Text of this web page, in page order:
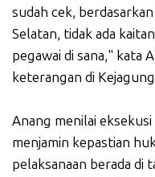
sudah cek,
Selatan, tidak ada
pegawai di sana," kata
keterangan di
Anang menilai
menjamin kepastian
pelaksanaan berada di